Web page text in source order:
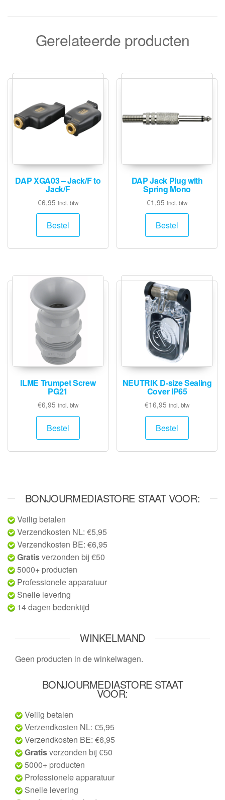
Gerelateerde producten
DAP XGA03 – Jack/F to
Jack/F
€6,95 incl. btw
Bestel
DAP Jack Plug with
Spring Mono
€1,95 incl. btw
Bestel
ILME Trumpet Screw
PG21
€6,95 incl. btw
Bestel
NEUTRIK D-size Sealing
Cover IP65
€16,95 incl. btw
Bestel
BONJOURMEDIASTORE STAAT VOOR:
Veilig betalen
Verzendkosten NL: €5,95
Verzendkosten BE: €6,95
Gratisverzonden bij €50
5000+ producten
Professionele apparatuur
Snelle levering
14 dagen bedenktijd
WINKELMAND
Geen producten in de winkelwagen.
BONJOURMEDIASTORE STAAT
VOOR:
Veilig betalen
Verzendkosten NL: €5,95
Verzendkosten BE: €6,95
Gratisverzonden bij €50
5000+ producten
Professionele apparatuur
Snelle levering